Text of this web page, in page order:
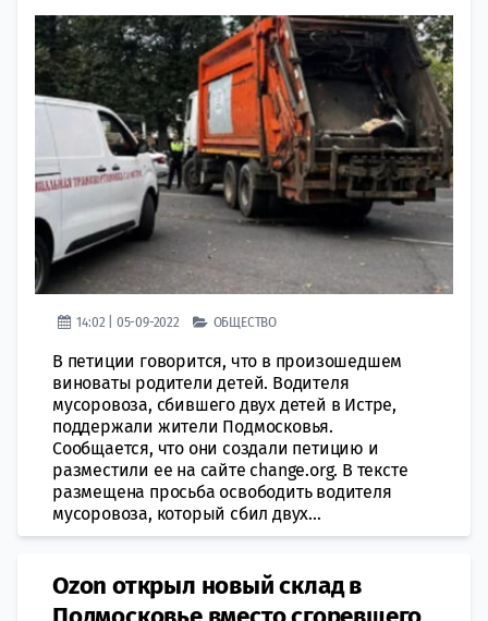
14:02 | 05-09-2022 ОБЩЕСТВО
В петиции говорится, что в произошедшем
виноваты родители детей. Водителя
мусоровоза, сбившего двух детей в Истре,
поддержали жители Подмосковья.
Сообщается, что они создали петицию и
разместили ее на сайте change.org. В тексте
размещена просьба освободить водителя
мусоровоза, который сбил двух...
​Ozon открыл новый склад в